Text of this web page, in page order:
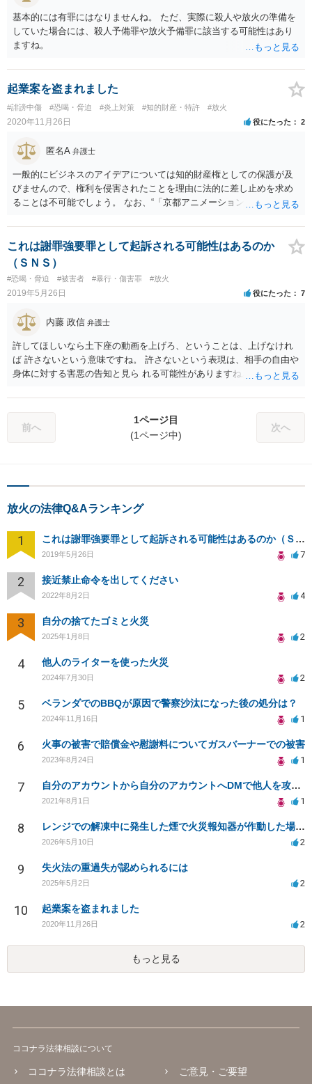
基本的には有罪にはなりませんね。 ただ、実際に殺人や放火の準備を
していた場合には、殺人予備罪や放火予備罪に該当する可能性はあり
ますね。
起業案を盗まれました
#誹謗中傷 #恐喝・脅迫 #炎上対策 #知的財産・特許 #放火
2020年11月26日 役にたった 2
匿名A 弁護士
一般的にビジネスのアイデアについては知的財産権としての保護が及
びませんので、権利を侵害されたことを理由に法的に差し止めを求め
ることは不可能でしょう。 なお、“「京都アニメーション放火殺人事
ても前澤氏関係者宛てに書かないように気をつけてください。
これは謝罪強要罪として起訴される可能性はあるのか
（ＳＮＳ）
#恐喝・脅迫 #被害者 #暴行・傷害罪 #放火
2019年5月26日 役にたった 7
内藤 政信 弁護士
許してほしいなら土下座の動画を上げろ、ということは、上げなけれ
ば 許さないという意味ですね。 許さないという表現は、相手の自由や
身体に対する害悪の告知と見ら れる可能性がありますね。 その言葉の
すからね。 ただし、具体的な行為が明示されていないので違法性は低
いと見られ るので、事情聴取はあっても、逮捕まではないでしょう。
前へ
1ページ目
(1ページ中)
次へ
放火の法律Q&Aランキング
1 これは謝罪強要罪として起訴される可能性はあるのか（ＳＮＳ）
2019年5月26日 7
2 接近禁止命令を出してください
2022年8月2日 4
3 自分の捨てたゴミと火災
2025年1月8日 2
4 他人のライターを使った火災
2024年7月30日 2
5 ベランダでのBBQが原因で警察沙汰になった後の処分は？
2024年11月16日 1
6 火事の被害で賠償金や慰謝料についてガスバーナーでの被害
2023年8月24日 1
7 自分のアカウントから自分のアカウントへDMで他人を攻撃したら
2021年8月1日 1
8 レンジでの解凍中に発生した煙で火災報知器が作動した場合の対応策は？
2026年5月10日 2
9 失火法の重過失が認められるには
2025年5月2日 2
10 起業案を盗まれました
2020年11月26日 2
もっと見る
ココナラ法律相談について
ココナラ法律相談とは
ご意見・ご要望